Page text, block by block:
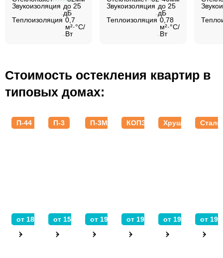
Звукоизоляция до 25
дБ
Теплоизоляция 0,7
м²·°C/
Вт
Звукоизоляция до 25
дБ
Теплоизоляция 0,78
м²·°C/
Вт
Стоимость остекления квартир в
типовых домах:
П-44
от 18 800 ₽
П-3
от 15 200 ₽
П-3М
от 19 400 ₽
КОПЭ
от 19 000 ₽
Хрущевки
от 19 840 ₽от 19